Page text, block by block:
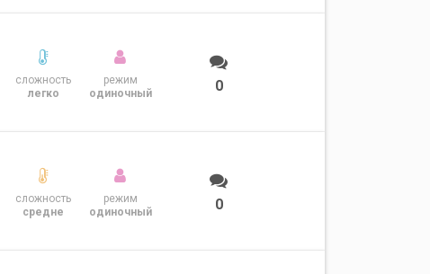
сложность
легко
режим
одиночный
0
сложность
средне
режим
одиночный
0